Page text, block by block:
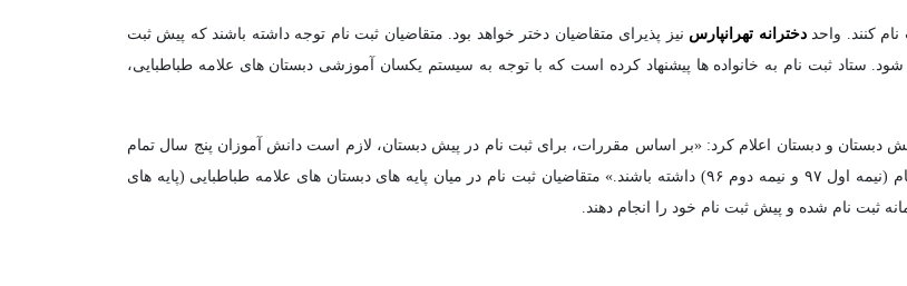
نام کنند. واحددخترانه تهرانپارس نیز پذیرای متقاضیان دختر خواهد بود. متقاضیان ثبت نام توجه داشته باشند که پیش ثبت
ستاد ثبت نام به خانواده ها پیشنهاد کرده است که با توجه به سیستم یکسان آموزشی دبستان های علامه طباطبایی،
دبستان و دبستان اعلام کرد: «بر اساس مقررات، برای ثبت نام در پیش دبستان، لازم است دانش آموزان پنج سال تمام
(نیمه اول ۹۸ و نیمه دوم ۹۷) و برای ثبت نام در پایه اول، شش سال تمام (نیمه اول ۹۷ و نیمه دوم ۹۶) داشته باشند.» متقاضیان ثبت نام در میان پایه های دبستان های علامه طباطبایی (پایه های